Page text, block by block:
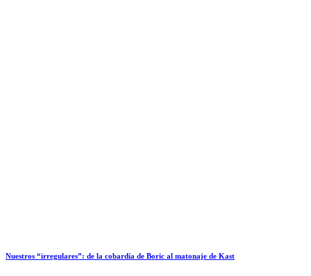
Nuestros “irregulares”: de la cobardía de Boric al matonaje de Kast